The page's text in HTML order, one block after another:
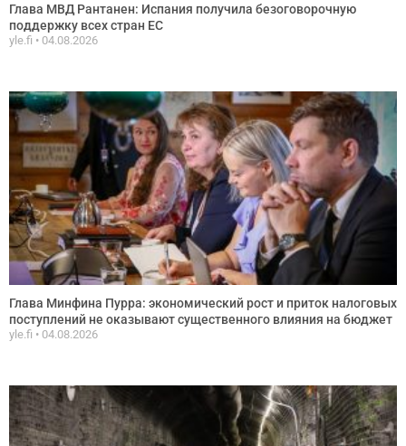
Глава МВД Рантанен: Испания получила безоговорочную
поддержку всех стран ЕС
yle.fi 04.08.2026
Глава Минфина Пурра: экономический рост и приток налоговых
поступлений не оказывают существенного влияния на бюджет
yle.fi 04.08.2026